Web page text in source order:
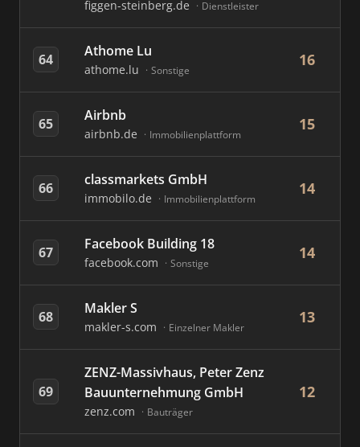
figgen-steinberg.de Dienstleister
64 Athome Lu
athome.lu Sonstige
16
65 Airbnb
airbnb.de Immobilienplattform
15
66 classmarkets GmbH
immobilo.de Immobilienplattform
14
67 Facebook Building 18
facebook.com Sonstige
14
68 Makler S
makler-s.com Einzelner Makler
13
69
ZENZ-Massivhaus, Peter Zenz
Bauunternehmung GmbH
zenz.com Bauträger
12